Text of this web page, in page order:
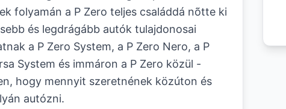
folyamán a P Zero teljes családdá nõtte ki
és legdrágább autók tulajdonosai
a P Zero System, a P Zero Nero, a P
System és immáron a P Zero közül -
hogy mennyit szeretnének közúton és
autózni.